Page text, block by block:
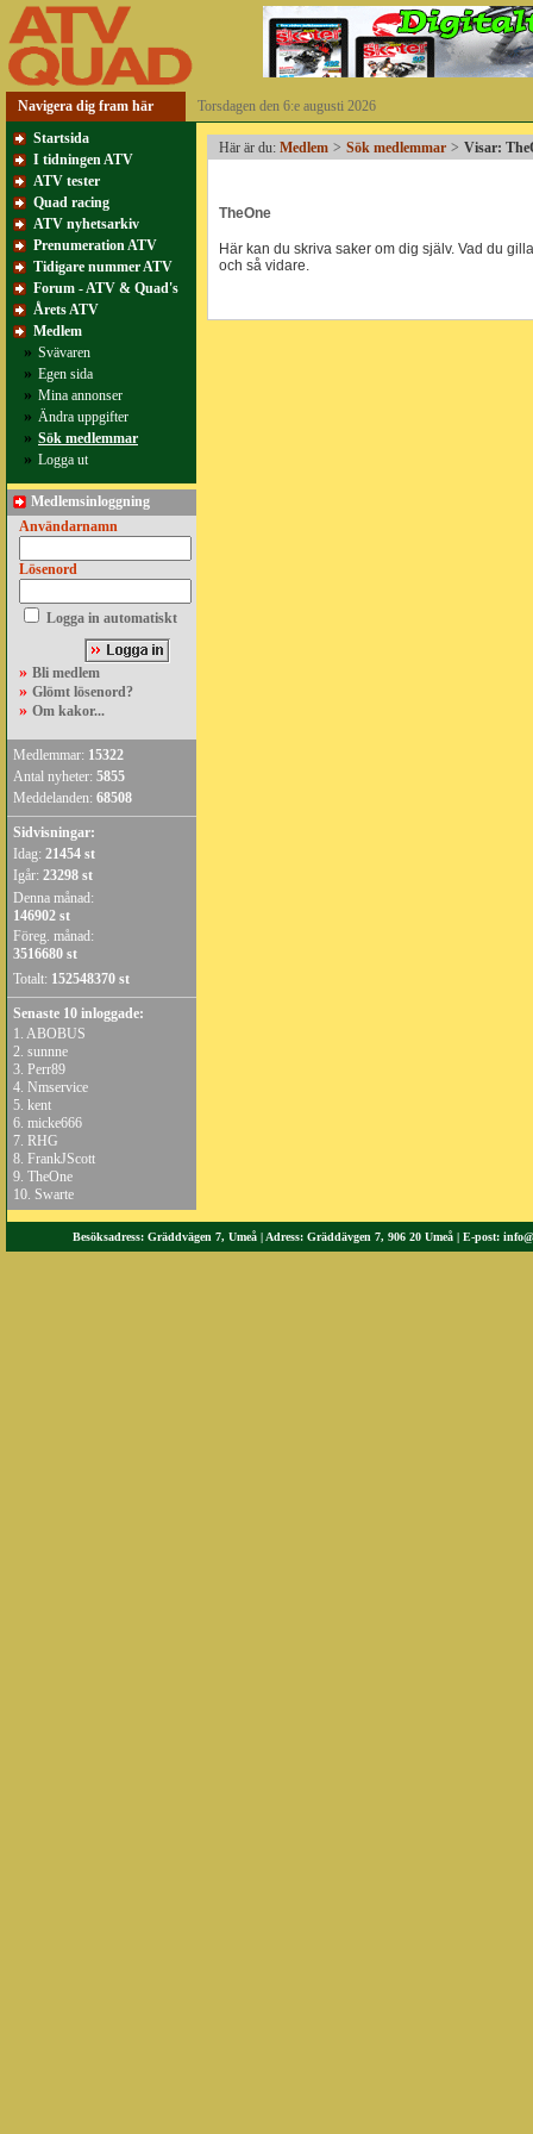
Navigera dig fram här
Torsdagen den 6:e augusti 2026
Startsida
I tidningen ATV
ATV tester
Quad racing
ATV nyhetsarkiv
Prenumeration ATV
Tidigare nummer ATV
Forum - ATV & Quad's
Årets ATV
Medlem
» Svävaren
» Egen sida
» Mina annonser
» Ändra uppgifter
» Sök medlemmar
» Logga ut
Medlemsinloggning
Användarnamn
Lösenord
Logga in automatiskt
» Bli medlem
» Glömt lösenord?
» Om kakor...
Medlemmar: 15322
Antal nyheter: 5855
Meddelanden: 68508
Sidvisningar:
Idag: 21454 st
Igår: 23298 st
Denna månad:
146902 st
Föreg. månad:
3516680 st
Totalt: 152548370 st
Senaste 10 inloggade:
1. ABOBUS
2. sunnne
3. Perr89
4. Nmservice
5. kent
6. micke666
7. RHG
8. FrankJScott
9. TheOne
10. Swarte
Här är du: Medlem > Sök medlemmar > Visar:
TheOne
Här kan du skriva saker om dig själv. Vad du
och så vidare.
Besöksadress: Gräddvägen 7, Umeå | Adress: Gräddävgen 7, 906 20 Umeå | E-post: